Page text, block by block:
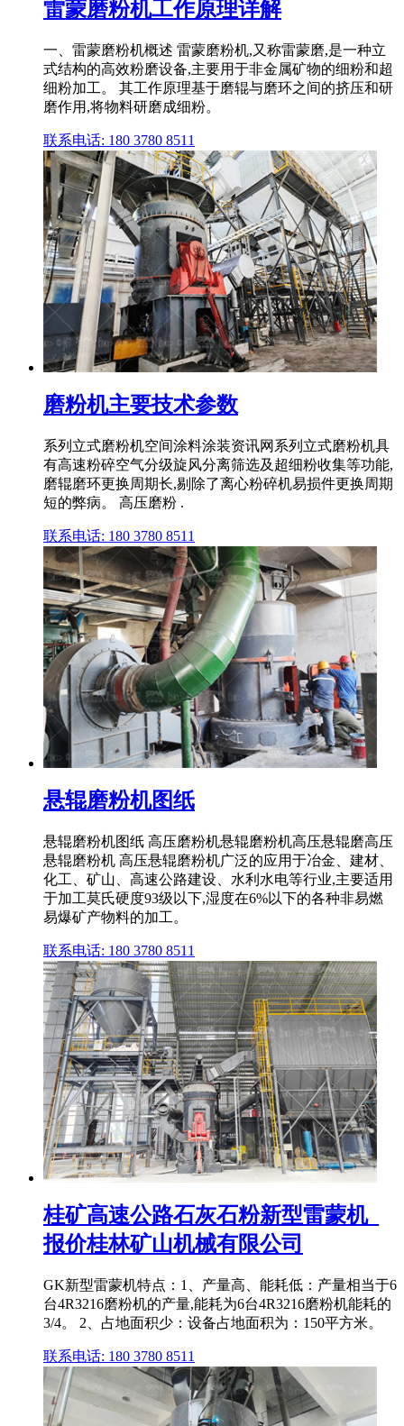
雷蒙磨粉机工作原理详解
一、雷蒙磨粉机概述 雷蒙磨粉机,又称雷蒙磨,是一种立
式结构的高效粉磨设备,主要用于非金属矿物的细粉和超
细粉加工。 其工作原理基于磨辊与磨环之间的挤压和研
磨作用,将物料研磨成细粉。
联系电话: 180 3780 8511
磨粉机主要技术参数
系列立式磨粉机空间涂料涂装资讯网系列立式磨粉机具
有高速粉碎空气分级旋风分离筛选及超细粉收集等功能,
磨辊磨环更换周期长,剔除了离心粉碎机易损件更换周期
短的弊病。 高压磨粉 .
联系电话: 180 3780 8511
悬辊磨粉机图纸
悬辊磨粉机图纸 高压磨粉机悬辊磨粉机高压悬辊磨高压
悬辊磨粉机 高压悬辊磨粉机广泛的应用于冶金、建材、
化工、矿山、高速公路建设、水利水电等行业,主要适用
于加工莫氏硬度93级以下,湿度在6%以下的各种非易燃
易爆矿产物料的加工。
联系电话: 180 3780 8511
桂矿高速公路石灰石粉新型雷蒙机_
报价桂林矿山机械有限公司
GK新型雷蒙机特点：1、产量高、能耗低：产量相当于6
台4R3216磨粉机的产量,能耗为6台4R3216磨粉机能耗的
3/4。 2、占地面积少：设备占地面积为：150平方米。
联系电话: 180 3780 8511